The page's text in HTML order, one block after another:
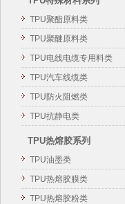
TPU聚酯原料类
TPU聚醚原料类
TPU电线电缆专用料类
TPU汽车线缆类
TPU防火阻燃类
TPU抗静电类
TPU热熔胶系列
TPU油墨类
TPU热熔胶膜类
TPU热熔胶粉类